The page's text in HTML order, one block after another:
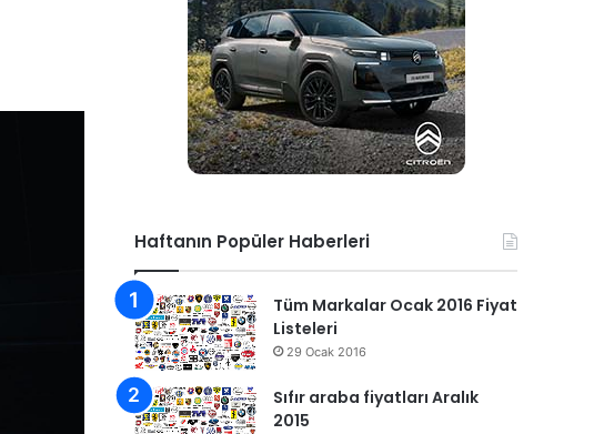
Haftanın Popüler Haberleri
Tüm Markalar Ocak 2016 Fiyat
Listeleri
29 Ocak 2016
Sıfır araba fiyatları Aralık
2015